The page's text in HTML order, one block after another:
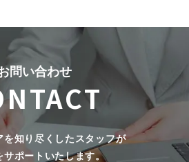
問い合わせ
を知り尽くしたスタッフが
サポートいたします。